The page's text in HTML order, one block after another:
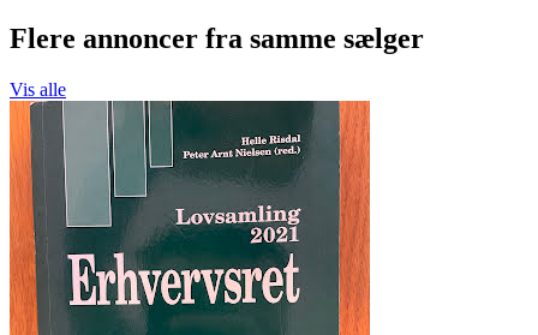
Flere annoncer fra samme sælger
Vis alle